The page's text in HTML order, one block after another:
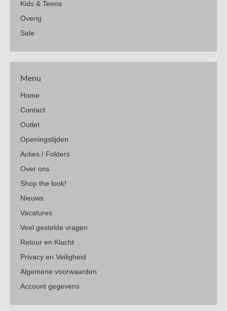
Kids & Teens
Overig
Sale
Menu
Home
Contact
Outlet
Openingstijden
Acties / Folders
Over ons
Shop the look!
Nieuws
Vacatures
Veel gestelde vragen
Retour en Klacht
Privacy en Veiligheid
Algemene voorwaarden
Account gegevens